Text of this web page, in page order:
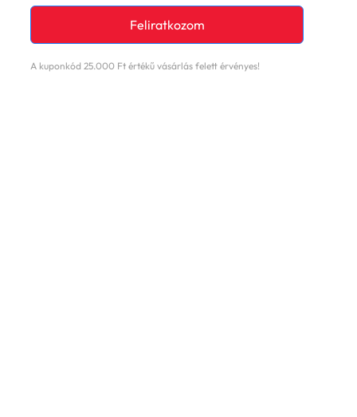
Feliratkozom
A kuponkód 25.000 Ft értékű vásárlás felett érvényes!